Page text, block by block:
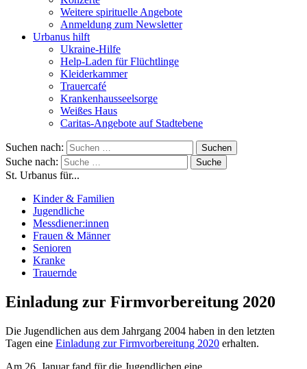
Weitere spirituelle Angebote
Anmeldung zum Newsletter
Urbanus hilft
Ukraine-Hilfe
Help-Laden für Flüchtlinge
Kleiderkammer
Trauercafé
Krankenhausseelsorge
Weißes Haus
Caritas-Angebote auf Stadtebene
Suchen nach:
Suche nach:
St. Urbanus für...
Kinder & Familien
Jugendliche
Messdiener:innen
Frauen & Männer
Senioren
Kranke
Trauernde
Einladung zur Firmvorbereitung 2020
Die Jugendlichen aus dem Jahrgang 2004 haben in den letzten
Tagen eine Einladung zur Firmvorbereitung 2020 erhalten.
Am 26. Januar fand für die Jugendlichen eine